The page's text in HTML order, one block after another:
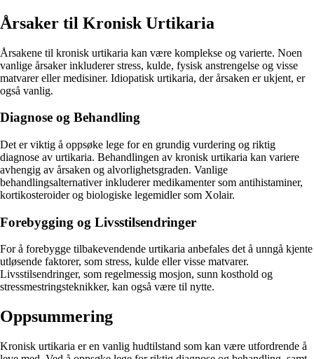
Årsaker til Kronisk Urtikaria
Årsakene til kronisk urtikaria kan være komplekse og varierte. Noen
vanlige årsaker inkluderer stress, kulde, fysisk anstrengelse og visse
matvarer eller medisiner. Idiopatisk urtikaria, der årsaken er ukjent, er
også vanlig.
Diagnose og Behandling
Det er viktig å oppsøke lege for en grundig vurdering og riktig
diagnose av urtikaria. Behandlingen av kronisk urtikaria kan variere
avhengig av årsaken og alvorlighetsgraden. Vanlige
behandlingsalternativer inkluderer medikamenter som antihistaminer,
kortikosteroider og biologiske legemidler som Xolair.
Forebygging og Livsstilsendringer
For å forebygge tilbakevendende urtikaria anbefales det å unngå kjente
utløsende faktorer, som stress, kulde eller visse matvarer.
Livsstilsendringer, som regelmessig mosjon, sunn kosthold og
stressmestringsteknikker, kan også være til nytte.
Oppsummering
Kronisk urtikaria er en vanlig hudtilstand som kan være utfordrende å